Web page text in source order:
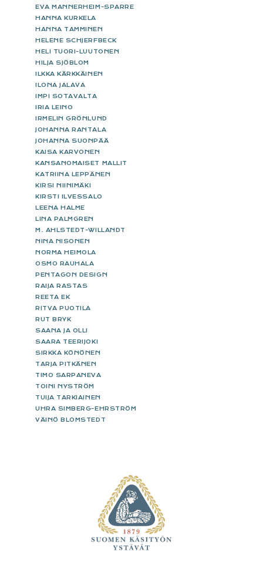
EVA MANNERHEIM-SPARRE
HANNA KURKELA
HANNA TAMMINEN
HELENE SCHJERFBECK
HELI TUORI-LUUTONEN
HILJA SJÖBLOM
ILKKA KÄRKKÄINEN
ILONA JALAVA
IMPI SOTAVALTA
IRIA LEINO
IRMELIN GRÖNLUND
JOHANNA RANTALA
JOHANNA SUONPÄÄ
KAISA KARVONEN
KANSANOMAISET MALLIT
KATRIINA LEPPÄNEN
KIRSI NIINIMÄKI
KIRSTI ILVESSALO
LEENA HALME
LINA PALMGREN
M. AHLSTEDT-WILLANDT
NINA NISONEN
NORMA HEIMOLA
OSMO RAUHALA
PENTAGON DESIGN
RAIJA RASTAS
REETA EK
RITVA PUOTILA
RUT BRYK
SAANA JA OLLI
SAARA TEERIJOKI
SIRKKA KÖNÖNEN
TARJA PITKÄNEN
TIMO SARPANEVA
TOINI NYSTRÖM
TUIJA TARKIAINEN
UHRA SIMBERG-EHRSTRÖM
VÄINÖ BLOMSTEDT